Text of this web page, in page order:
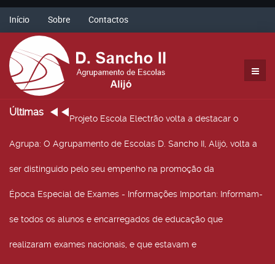
Início Sobre Contactos
Últimas
Projeto Escola Electrão volta a destacar o
Agrupa: O Agrupamento de Escolas D. Sancho II, Alijó, volta a
ser distinguido pelo seu empenho na promoção da
Época Especial de Exames - Informações Importan: Informam-
se todos os alunos e encarregados de educação que
realizaram exames nacionais, e que estavam e